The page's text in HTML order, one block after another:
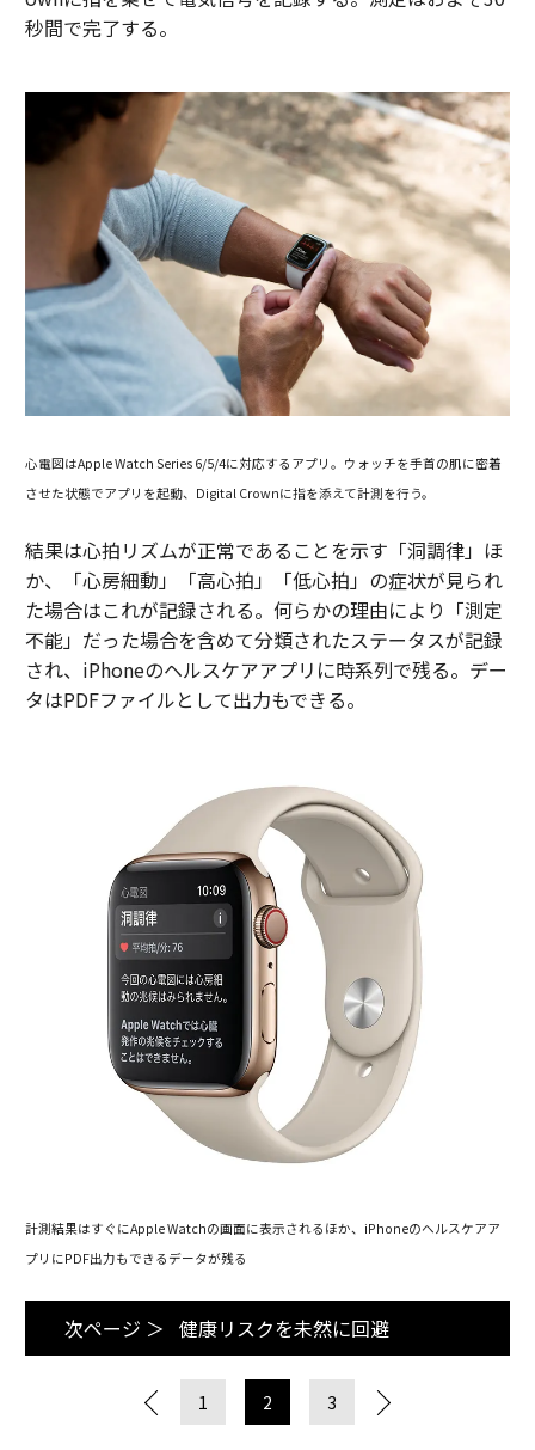
秒間で完了する。
心電図はApple Watch Series 6/5/4に対応するアプリ。ウォッチを手首の肌に密着
させた状態でアプリを起動、Digital Crownに指を添えて計測を行う。
結果は心拍リズムが正常であることを示す「洞調律」ほ
か、「心房細動」「高心拍」「低心拍」の症状が見られ
た場合はこれが記録される。何らかの理由により「測定
不能」だった場合を含めて分類されたステータスが記録
され、iPhoneのヘルスケアアプリに時系列で残る。デー
タはPDFファイルとして出力もできる。
計測結果はすぐにApple Watchの画面に表示されるほか、iPhoneのヘルスケアア
プリにPDF出力もできるデータが残る
次ページ ＞ 健康リスクを未然に回避
1 2 3